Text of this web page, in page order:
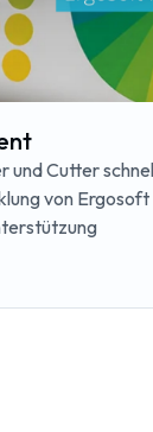
und Cutter
von Ergosoft